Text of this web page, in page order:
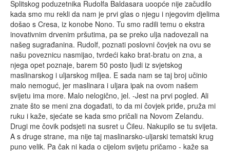
Splitskog poduzetnika Rudolfa Baldasara uoopće nije začudilo
kada smo mu rekli da nam je prvi glas o njegu i njegovim djelima
došao s Cresa, iz konobe Nono. Tu smo radili temu o ekstra
inovativnim drvenim pršutima, pa se preko ulja nadovezali na
našeg sugrađanina. Rudolf, poznati poslovni čovjek na ovu se
našu poveznicu nasmijao, tvrdeći kako brat-bratu on zna, a
njega opet poznaje, barem 50 posto ljudi iz svjetskog
maslinarskog i uljarskog miljea. E sada nam se taj broj učinio
malo nemoguć, jer maslinara i uljara ipak na ovom našem
svijetu ima more. Malo nelogično, jel. -Jest na prvi pogled. Ali
znate što se meni zna događati, to da mi čovjek priđe, pruža mi
ruku i kaže, sjećate se kada smo pričali na Novom Zelandu.
Drugi me čovik podsjeti na susret u Čileu. Nakupilo se tu svijeta.
A s druge strane, ma nije taj maslinarsko-uljarski tematski krug
puno velik. Pa čak ni kada o cijelom svijetu pričamo - kaže sa